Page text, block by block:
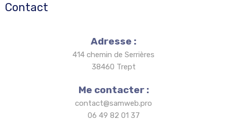
Contact
Adresse :
414 chemin de Serrières
38460 Trept
Me contacter :
contact@samweb.pro
06 49 82 01 37